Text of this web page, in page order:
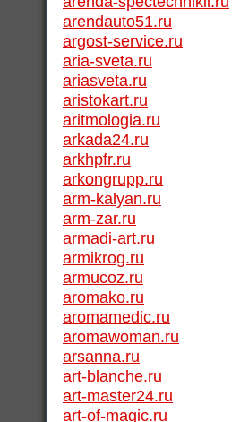
arendauto51.ru
argost-service.ru
aria-sveta.ru
ariasveta.ru
aristokart.ru
aritmologia.ru
arkada24.ru
arkhpfr.ru
arkongrupp.ru
arm-kalyan.ru
arm-zar.ru
armadi-art.ru
armikrog.ru
armucoz.ru
aromako.ru
aromamedic.ru
aromawoman.ru
arsanna.ru
art-blanche.ru
art-master24.ru
art-of-magic.ru